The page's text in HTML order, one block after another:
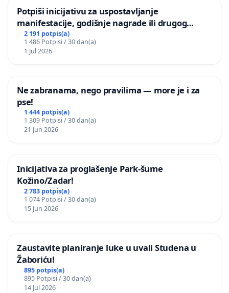
Potpiši inicijativu za uspostavljanje
manifestacije, godišnje nagrade ili drugog
javnog događaja „Edin Avdić“ u Sarajevu
2 191 potpis(a)
1 486 Potpisi / 30 dan(a)
1 Jul 2026
Ne zabranama, nego pravilima — more je i za
pse!
1 444 potpis(a)
1 309 Potpisi / 30 dan(a)
21 Jun 2026
Inicijativa za proglašenje Park-šume
Kožino/Zadar!
2 783 potpis(a)
1 074 Potpisi / 30 dan(a)
15 Jun 2026
Zaustavite planiranje luke u uvali Studena u
Žaboriću!
895 potpis(a)
895 Potpisi / 30 dan(a)
14 Jul 2026